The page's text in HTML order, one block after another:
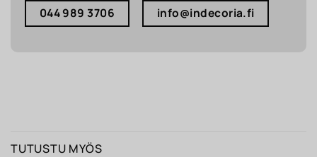
044 989 3706 info@indecoria.fi
TUTUSTU MYÖS